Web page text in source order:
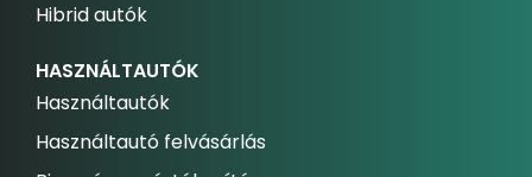
Hibrid autók
HASZNÁLTAUTÓK
Használtautók
Használtautó felvásárlás